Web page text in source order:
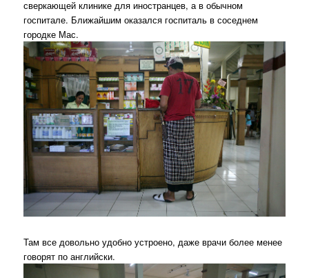
сверкающей клинике для иностранцев, а в обычном
госпитале. Ближайшим оказался госпиталь в соседнем
городке Мас.
Там все довольно удобно устроено, даже врачи более менее
говорят по английски.